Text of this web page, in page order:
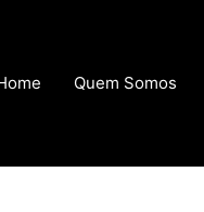
Quem Somos